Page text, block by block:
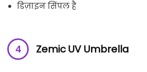
डिज़ाइन सिंपल है
Zemic UV Umbrella